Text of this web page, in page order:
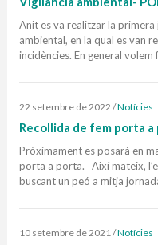
Anit es va realitzar la
ambiental, en la qual es van
incidències. En general
22 setembre de 2022 /Notícies
Recollida de fem porta a
Pròximament es posarà en
porta a porta. Així mateix,
buscant un peó a mitja
10 setembre de 2021/Notícies